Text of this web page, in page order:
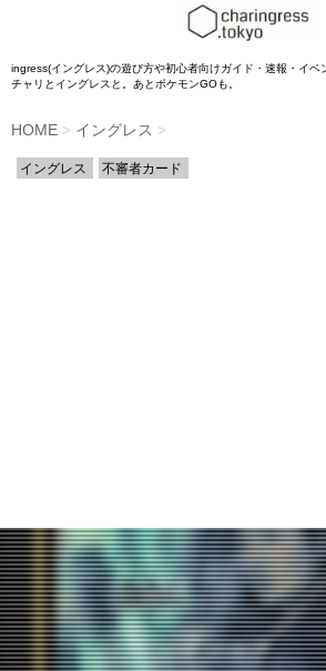
ingress(イングレス)の遊び方や初心者向けガイド・速報・イベ
チャリとイングレスと。あとポケモンGOも。
HOME > イングレス >
イングレス 不審者カード